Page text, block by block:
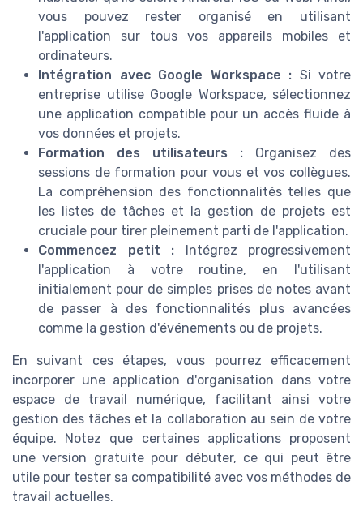
vous pouvez rester organisé en utilisant
l'application sur tous vos appareils mobiles et
ordinateurs.
Intégration avec Google Workspace : Si votre
entreprise utilise Google Workspace, sélectionnez
une application compatible pour un accès fluide à
vos données et projets.
Formation des utilisateurs : Organisez des
sessions de formation pour vous et vos collègues.
La compréhension des fonctionnalités telles que
les listes de tâches et la gestion de projets est
cruciale pour tirer pleinement parti de l'application.
Commencez petit : Intégrez progressivement
l'application à votre routine, en l'utilisant
initialement pour de simples prises de notes avant
de passer à des fonctionnalités plus avancées
comme la gestion d'événements ou de projets.
En suivant ces étapes, vous pourrez efficacement
incorporer une application d'organisation dans votre
espace de travail numérique, facilitant ainsi votre
gestion des tâches et la collaboration au sein de votre
équipe. Notez que certaines applications proposent
une version gratuite pour débuter, ce qui peut être
utile pour tester sa compatibilité avec vos méthodes de
travail actuelles.